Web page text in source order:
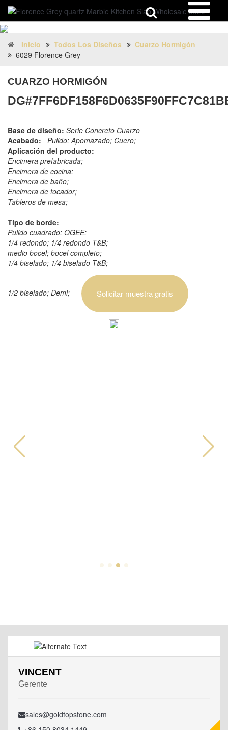
Inicio Todos Los Diseños
Cuarzo Hormigón
6029 Florence Grey
CUARZO HORMIGÓN
Base de diseño: Serie Concreto Cuarzo
Acabado:
Pulido; Apomazado; Cuero;
Aplicación del producto:
Encimera prefabricada;
Encimera de cocina;
Encimera de baño;
Encimera de tocador;
Tableros de mesa;
Tipo de borde:
Pulido cuadrado; OGEE;
1/4 redondo; 1/4 redondo T&B;
medio bocel; bocel completo;
1/4 biselado; 1/4 biselado T&B;
1/2 biselado; Demi; Solicitar muestra gratis
VINCENT
Gerente
sales@goldtopstone.com